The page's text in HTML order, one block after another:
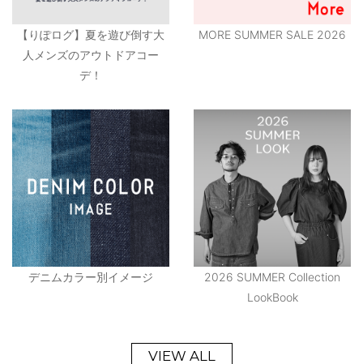
【りぽログ】夏を遊び倒す大
人メンズのアウトドアコー
デ！
MORE SUMMER SALE 2026
デニムカラー別イメージ
2026 SUMMER Collection
LookBook
VIEW ALL